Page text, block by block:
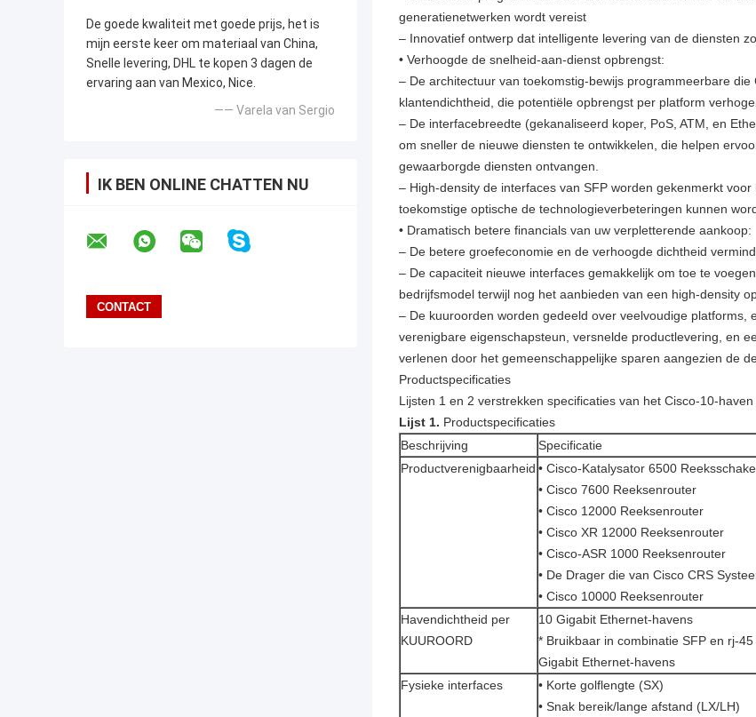
De goede kwaliteit met goede prijs, het is
mijn eerste keer om materiaal van China,
Snelle levering, DHL te kopen 3 dagen de
ervaring aan van Mexico, Nice.
—— Varela van Sergio
IK BEN ONLINE CHATTEN NU
generatienetwerken wordt vereist
– Innovatief ontwerp dat intelligente levering van de diensten
• Verhoogde de snelheid-aan-dienst opbrengst:
– De architectuur van toekomstig-bewijs programmeerbare
klantendichtheid, die potentiële opbrengst per platform
– De interfacebreedte (gekanaliseerd koper, PoS, ATM, en
om sneller de nieuwe diensten te ontwikkelen, die helpen
gewaarborgde diensten ontvangen.
– High-density de interfaces van SFP worden gekenmerkt
toekomstige optische de technologieverbeteringen kunnen
• Dramatisch betere financials van uw verpletterende aankoop:
– De betere groefeconomie en de verhoogde dichtheid
– De capaciteit nieuwe interfaces gemakkelijk om toe te
bedrijfsmodel terwijl nog het aanbieden van een high-density
– De kuuroorden worden gedeeld over veelvoudige
verenigbare eigenschapsteun, versnelde productlevering, en
verlenen door het gemeenschappelijke sparen aangezien de
Productspecificaties
Lijsten 1 en 2 verstrekken specificaties van het Cisco-10-
Lijst 1. Productspecificaties
Beschrijving
Specificatie
Productverenigbaarheid • Cisco-Katalysator 6500
• Cisco 7600 Reeksenrouter
• Cisco 12000 Reeksenrouter
• Cisco XR 12000 Reeksenrouter
• Cisco-ASR 1000 Reeksenrouter
• De Drager die van Cisco CRS
• Cisco 10000 Reeksenrouter
Havendichtheid per
KUUROORD
10 Gigabit Ethernet-havens
* Bruikbaar in combinatie SFP en rj-
Gigabit Ethernet-havens
Fysieke interfaces
• Korte golflengte (SX)
• Snak bereik/lange afstand (LX/LH)